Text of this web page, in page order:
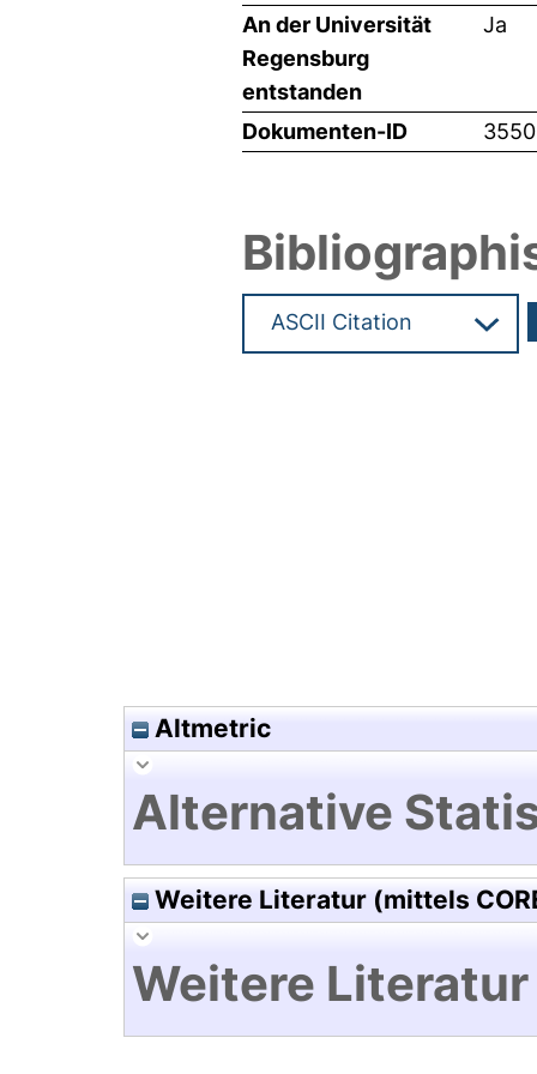
An der Universität
Regensburg
entstanden
Ja
Dokumenten-ID
Altmetric
Alternative
Weitere Literatur (mittels
Weitere